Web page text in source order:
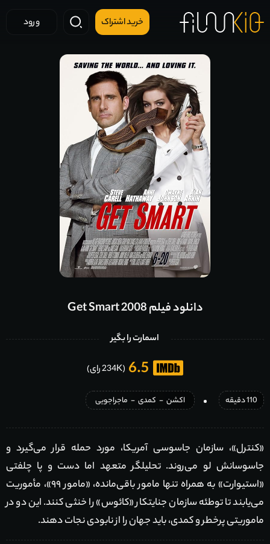
خرید اشتراک ورود
دانلود فیلم Get Smart 2008
اسمارت را بگیر
6.5 (234K رای)
110 دقیقه اکشن - کمدی - ماجراجویی
«کنترل»، سازمان جاسوسی آمریکا، مورد حمله قرار می‌گیرد و
جاسوسانش لو می‌روند. تحلیلگر متعهد اما دست و پا چلفتی
«استیوارت» به همراه تنها مامور باقی‌مانده، «مامور ۹۹»، مأموریت
می‌یابند تا توطئه سازمان جنایتکار «کائوس» را خنثی کنند. این دو در
ماموریتی پرخطر و کمدی، باید جهان را از نابودی نجات دهند.